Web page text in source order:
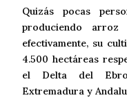
Quizás pocas
produciendo
efectivamente, su
4.500 hectáreas
el Delta del Ebro,
Extremadura y